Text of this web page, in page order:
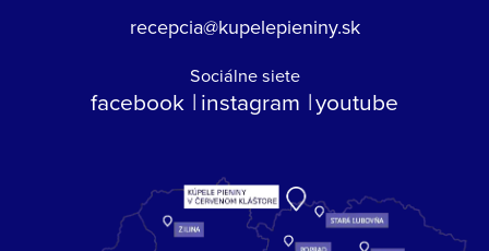
recepcia@kupelepieniny.sk
Sociálne siete
facebook instagram youtube